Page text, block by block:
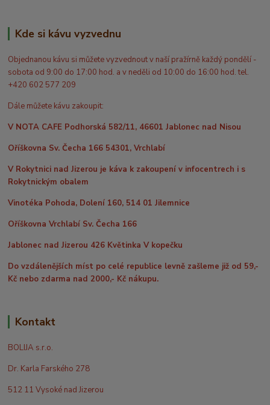
Kde si kávu vyzvednu
Objednanou kávu si můžete vyzvednout v naší pražírně každý pondělí -
sobota od 9:00 do 17:00 hod. a v neděli od 10:00 do 16:00 hod. tel.
+420 602 577 209
Dále můžete kávu zakoupit:
V NOTA CAFE Podhorská 582/11, 46601 Jablonec nad Nisou
Oříškovna Sv. Čecha 166 54301, Vrchlabí
V Rokytnici nad Jizerou je káva k zakoupení v infocentrech i s
Rokytnickým obalem
Vinotéka Pohoda, Dolení 160, 514 01 Jilemnice
Oříškovna Vrchlabí Sv. Čecha 166
Jablonec nad Jizerou 426 Květinka V kopečku
Do vzdálenějších míst po celé republice levně zašleme již od 59,-
Kč nebo zdarma nad 2000,- Kč nákupu.
Kontakt
BOLIJA s.r.o.
Dr. Karla Farského 278
512 11 Vysoké nad Jizerou